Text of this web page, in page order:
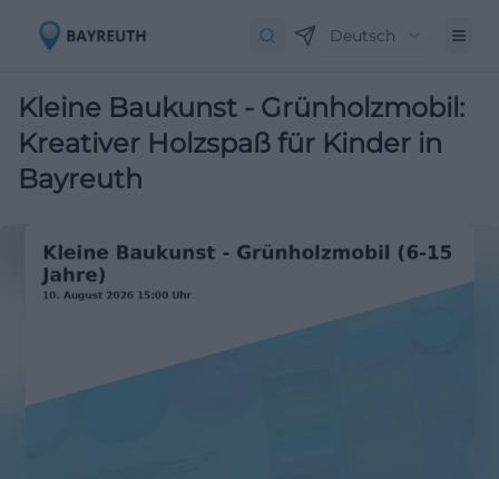
Deutsch
Kleine Baukunst - Grünholzmobil:
Kreativer Holzspaß für Kinder in
Bayreuth